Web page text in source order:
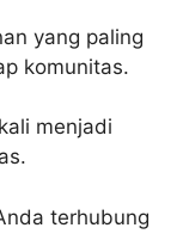
yang paling
komunitas.
menjadi
terhubung